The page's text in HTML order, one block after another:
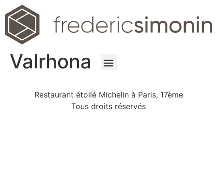
Valrhona
Restaurant étoilé Michelin à Paris, 17ème
Tous droits réservés